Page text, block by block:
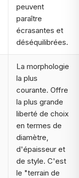
peuvent
paraître
écrasantes et
déséquilibrées.
La morphologie
la plus
courante. Offre
la plus grande
liberté de choix
en termes de
diamètre,
d'épaisseur et
de style. C'est
le "terrain de